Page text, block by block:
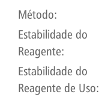
Método:
Estabilidade do
Reagente:
Estabilidade do
Reagente de Uso: